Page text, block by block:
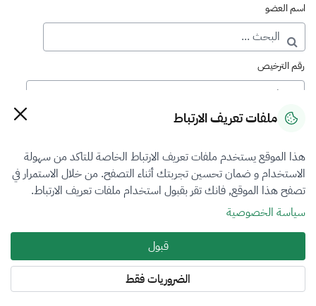
اسم العضو
رقم الترخيص
رقم العضوية
فرع التقييم
أضرار المركبات
نوع العضوية
أساسي
المنطقة
ملفات تعريف الارتباط
هذا الموقع يستخدم ملفات تعريف الارتباط الخاصة للتاكد من سهولة
الاستخدام و ضمان تحسين تجربتك أثناء التصفح. من خلال الاستمرار في
تصفح هذا الموقع, فانك تقر بقبول استخدام ملفات تعريف الارتباط.
سياسة الخصوصية
قبول
الضروريات فقط